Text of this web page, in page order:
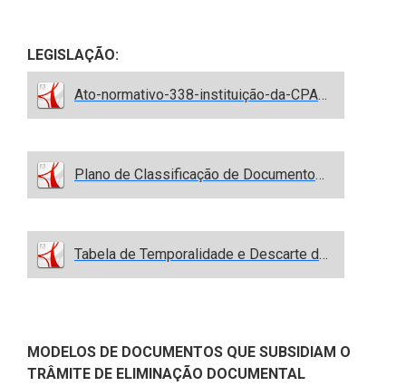
LEGISLAÇÃO:
Ato-normativo-338-instituição-da-CPAD.pdf
Plano de Classificação de Documentos.pdf
Tabela de Temporalidade e Descarte de Documentos.pdf
MODELOS DE DOCUMENTOS QUE SUBSIDIAM O
TRÂMITE DE ELIMINAÇÃO DOCUMENTAL